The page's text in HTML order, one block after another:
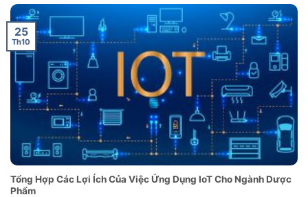
Tổng Hợp Các Lợi Ích Của Việc Ứng Dụng IoT Cho Ngành Dược
Phẩm
25
Th10